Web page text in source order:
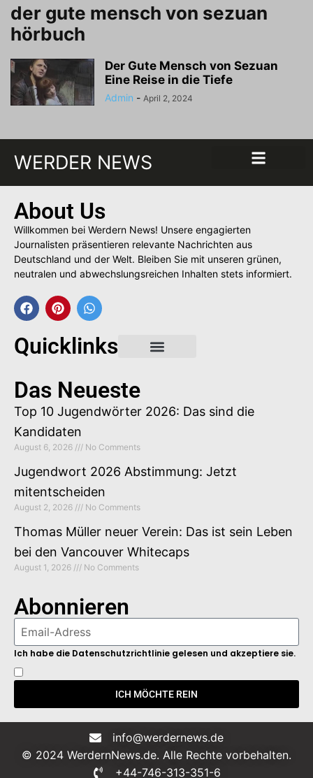
der gute mensch von sezuan
hörbuch
Der Gute Mensch von Sezuan
Eine Reise in die Tiefe
Admin - April 2, 2024
WERDER NEWS
About Us
Willkommen bei Werdern News! Unsere engagierten
Journalisten präsentieren relevante Nachrichten aus
Deutschland und der Welt. Bleiben Sie mit unseren grünen,
neutralen und abwechslungsreichen Inhalten stets informiert.
Quicklinks
Das Neueste
Top 10 Jugendwörter 2026: Das sind die
Kandidaten
August 6, 2026 No Comments
Jugendwort 2026 Abstimmung: Jetzt
mitentscheiden
August 2, 2026 No Comments
Thomas Müller neuer Verein: Das ist sein Leben
bei den Vancouver Whitecaps
August 1, 2026 No Comments
Abonnieren
Ich habe die Datenschutzrichtlinie gelesen und akzeptiere sie.
ICH MÖCHTE REIN
info@werdernews.de
© 2024 WerdernNews.de. Alle Rechte vorbehalten.
+44-746-313-351-6